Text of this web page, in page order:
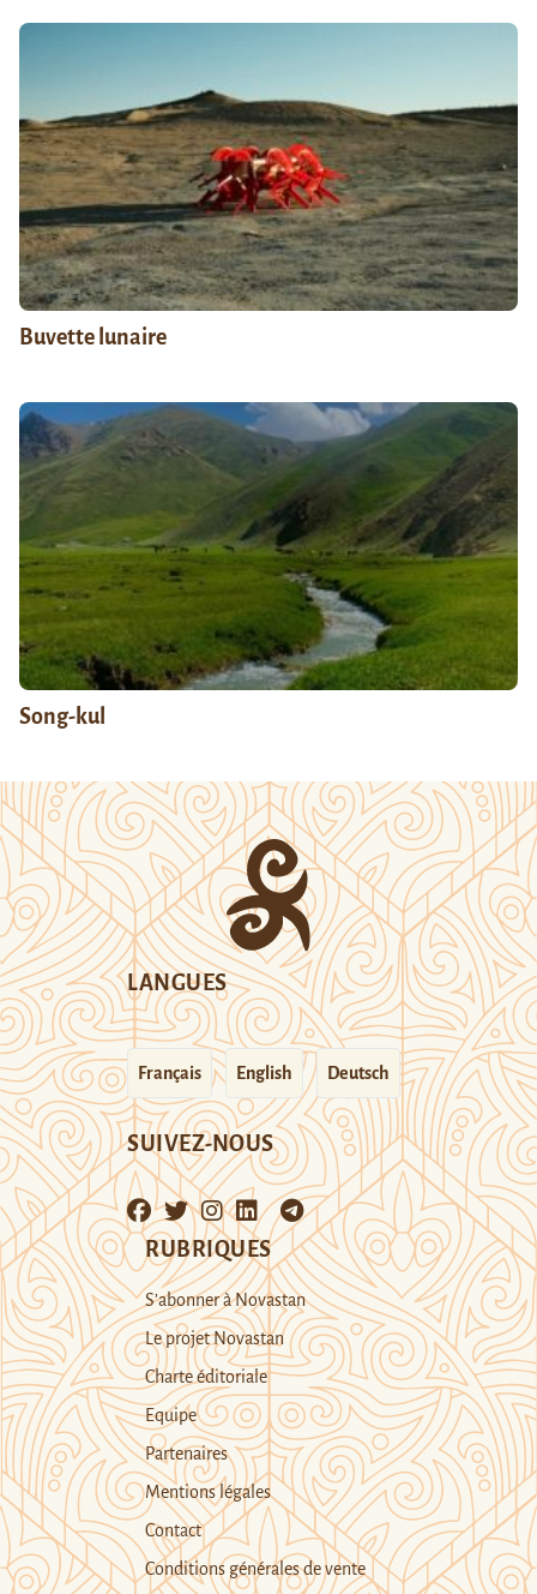
Buvette lunaire
Song-kul
LANGUES
Français English Deutsch
SUIVEZ-NOUS
RUBRIQUES
S’abonner à Novastan
Le projet Novastan
Charte éditoriale
Equipe
Partenaires
Mentions légales
Contact
Conditions générales de vente